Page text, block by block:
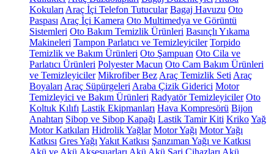
Kokuları Araç İçi Telefon Tutucular Bagaj Havuzu Oto
Paspası Araç İçi Kamera Oto Multimedya ve Görüntü
Sistemleri Oto Bakım Temizlik Ürünleri Basınçlı Yıkama
Makineleri Tampon Parlatıcı ve Temizleyiciler Torpido
Temizlik ve Bakım Ürünleri Oto Şampuan Oto Cila ve
Parlatıcı Ürünleri Polyester Macun Oto Cam Bakım Ürünleri
ve Temizleyiciler Mikrofiber Bez Araç Temizlik Seti Araç
Boyaları Araç Süpürgeleri Araba Çizik Giderici Motor
Temizleyici ve Bakım Ürünleri Radyatör Temizleyiciler Oto
Koltuk Kılıfı Lastik Ekipmanları Hava Kompresörü Bijon
Anahtarı Sibop ve Sibop Kapağı Lastik Tamir Kiti KrikoYağ
Motor Katkıları Hidrolik Yağlar Motor Yağı Motor Yağı
Katkısı Gres Yağı Yakıt Katkısı Şanzıman Yağı ve Katkısı
Akü ve Akü Aksesuarları Akü Akü Şarj Cihazları Akü